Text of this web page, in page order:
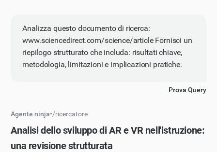
Analizza questo documento di ricerca:
www.sciencedirect.com/science/article Fornisci un
riepilogo strutturato che includa: risultati chiave,
metodologia, limitazioni e implicazioni pratiche.
Prova Query
Agente ninja•/ricercatore
Analisi dello sviluppo di AR e VR nell'istruzione:
una revisione strutturata